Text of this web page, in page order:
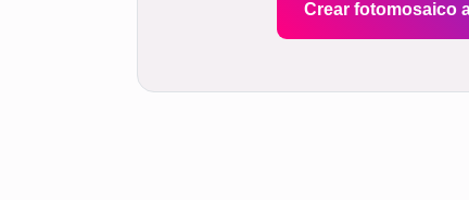
Crear fotomosaico